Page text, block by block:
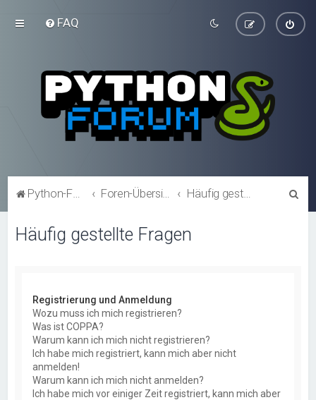
FAQ
Python-Forum.de Foren-Übersicht
Häufig gestellte Fragen
Registrierung und Anmeldung
Wozu muss ich mich registrieren?
Was ist COPPA?
Warum kann ich mich nicht registrieren?
Ich habe mich registriert, kann mich aber nicht
anmelden!
Warum kann ich mich nicht anmelden?
Ich habe mich vor einiger Zeit registriert, kann mich aber